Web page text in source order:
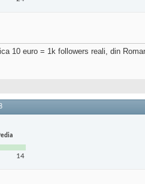
10 euro = 1k followers reali, din
14